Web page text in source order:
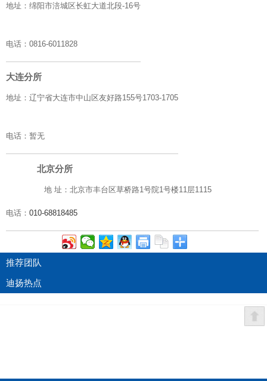
地址： 绵阳市涪城区长虹大道北段-16号
电话： 0816-6011828
大连分所
地址： 辽宁省大连市中山区友好路155号1703-1705
电话： 暂无
北京分所
地 址：北京市丰台区草桥路1号院1号楼11层1115
电话： 010-68818485
推荐团队
迪扬热点